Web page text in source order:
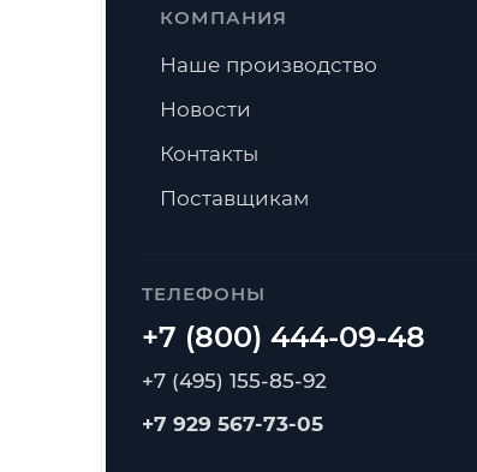
ТЕЛЕФОНЫ
+7 (495) 155-85-92
+7 929 567-73-05
КОМПАНИЯ
Наше производство
Новости
Контакты
Поставщикам